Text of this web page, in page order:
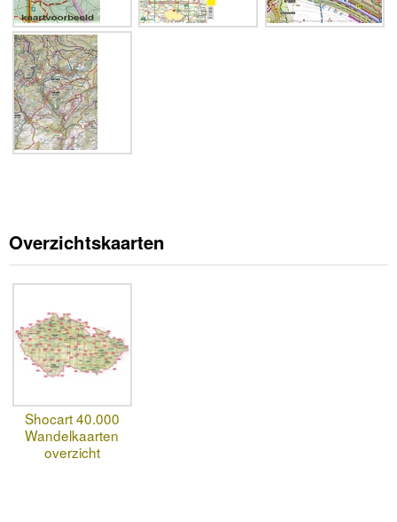
Overzichtskaarten
Shocart 40.000
Wandelkaarten
overzicht